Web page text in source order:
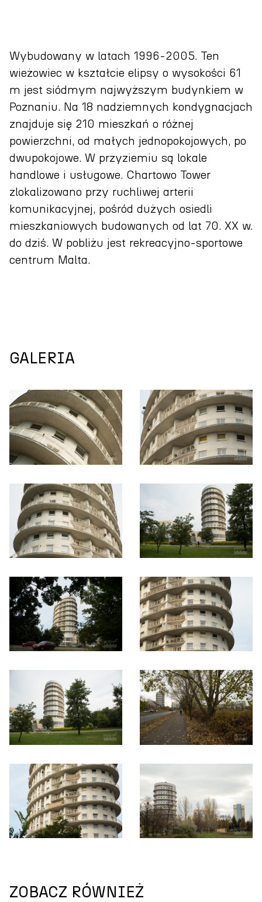
Wybudowany w latach 1996‑2005. Ten
wieżowiec w kształcie elipsy o wysokości 61
m jest siódmym najwyższym budynkiem w
Poznaniu. Na 18 nadziemnych kondygnacjach
znajduje się 210 mieszkań o różnej
powierzchni, od małych jednopokojowych, po
dwupokojowe. W przyziemiu są lokale
handlowe i usługowe. Chartowo Tower
zlokalizowano przy ruchliwej arterii
komunikacyjnej, pośród dużych osiedli
mieszkaniowych budowanych od lat 70. XX w.
do dziś. W pobliżu jest rekreacyjno‑sportowe
centrum Malta.
GALERIA
ZOBACZ RÓWNIEŻ